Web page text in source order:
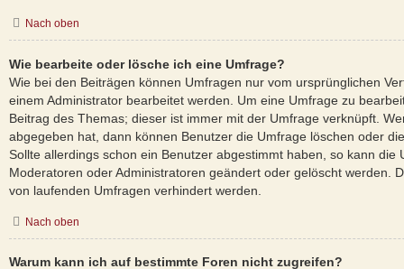
Nach oben
Wie bearbeite oder lösche ich eine Umfrage?
Wie bei den Beiträgen können Umfragen nur vom ursprünglichen
einem Administrator bearbeitet werden. Um eine Umfrage zu
Beitrag des Themas; dieser ist immer mit der Umfrage verknüpft.
abgegeben hat, dann können Benutzer die Umfrage löschen oder
Sollte allerdings schon ein Benutzer abgestimmt haben, so kann die
Moderatoren oder Administratoren geändert oder gelöscht werden.
von laufenden Umfragen verhindert werden.
Nach oben
Warum kann ich auf bestimmte Foren nicht zugreifen?